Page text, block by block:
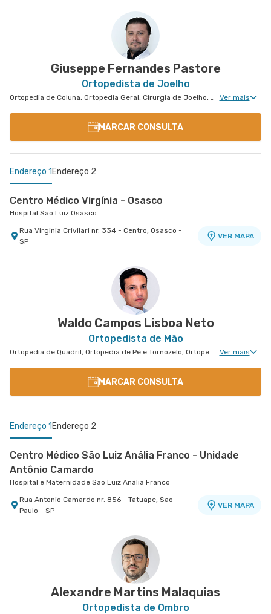
Giuseppe Fernandes Pastore
Ortopedista de Joelho
Ortopedia de Coluna, Ortopedia Geral, Cirurgia de Joelho, Cirurgia Geral, Cirurgia de Punho, Ortopedia de Punho, Ortopedia de Cotovelo, Cirurgia de Cotovelo Ver mais
MARCAR CONSULTA
Endereço 1 Endereço 2
Centro Médico Virgínia - Osasco
Hospital São Luiz Osasco
Rua Virginia Crivilari nr. 334 - Centro, Osasco -
SP
VER MAPA
Hospital Central Oeste (Alphamed)
Avenida Corifeu de Azevedo Marques nr. 219 -
Waldo Campos Lisboa Neto
Ortopedista de Mão
Ortopedia de Quadril, Ortopedia de Pé e Tornozelo, Ortopedia de Ombro, Ortopedia de Joelho, Ortopedia de Coluna, Ortopedia Geral, Cirurgia de Joelho, Cirurgia de Coluna, Cirurgia de Punho, Ortopedia de Punho, Ortopedia de Cotovelo, Ortopedia Pediátrica, Cirurgia de Cotovelo, Cirurgia de Quadril, Cirurgia de Ombro, Cirurgia de Pé e Tornozelo, Cirurgia de Mão, Ortopedia Para Diabetes e Feridas Ver mais
MARCAR CONSULTA
Endereço 1 Endereço 2
Centro Médico São Luiz Anália Franco - Unidade
Antônio Camardo
Hospital e Maternidade São Luiz Anália Franco
Rua Antonio Camardo nr. 856 - Tatuape, Sao
Paulo - SP
VER MAPA
Avenida Marcos Penteado de Ulhoa Rodrigues nr.
939 Edificio Jatobá - Torre Ii 1° Andar - Tambore,
Alexandre Martins Malaquias
Ortopedista de Ombro